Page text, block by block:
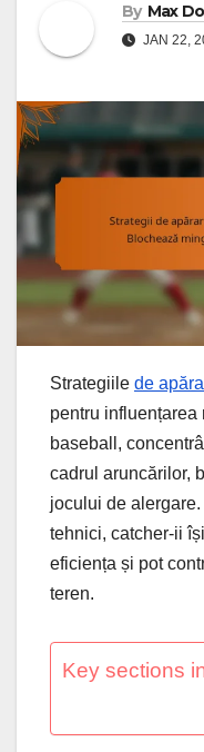
By Max
JAN 22,
Strategiile de
pentru
baseball,
cadrul aruncărilor,
jocului de
tehnici, catcher-ii
eficiența și pot
teren.
Key sections